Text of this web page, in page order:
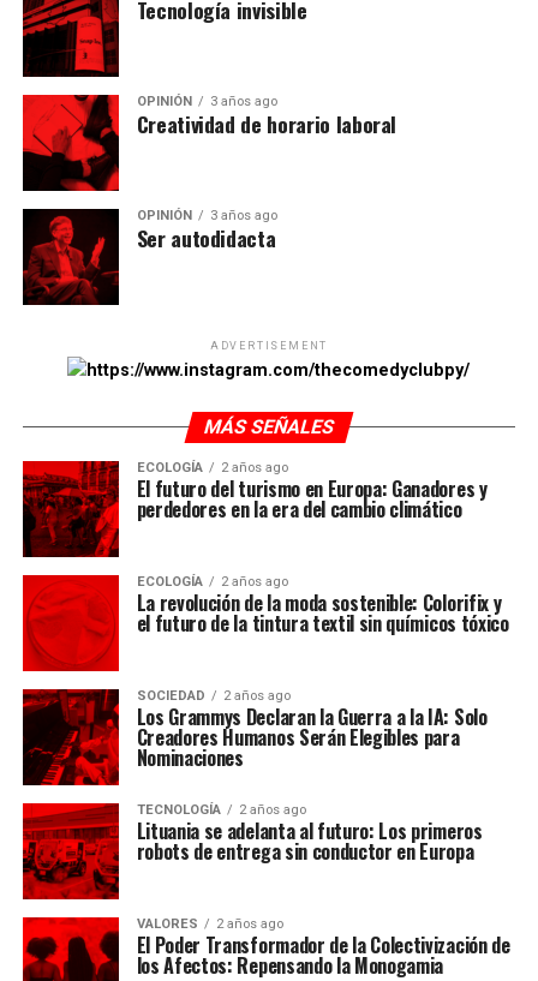
Tecnología invisible
OPINIÓN 3 años ago
Creatividad de horario laboral
OPINIÓN 3 años ago
Ser autodidacta
ADVERTISEMENT
https://www.instagram.com/thecomedyclubpy/
MÁS SEÑALES
ECOLOGÍA 2 años ago
El futuro del turismo en Europa: Ganadores y
perdedores en la era del cambio climático
ECOLOGÍA 2 años ago
La revolución de la moda sostenible: Colorifix y
el futuro de la tintura textil sin químicos tóxico
SOCIEDAD 2 años ago
Los Grammys Declaran la Guerra a la IA: Solo
Creadores Humanos Serán Elegibles para
Nominaciones
TECNOLOGÍA 2 años ago
Lituania se adelanta al futuro: Los primeros
robots de entrega sin conductor en Europa
VALORES 2 años ago
El Poder Transformador de la Colectivización de
los Afectos: Repensando la Monogamia